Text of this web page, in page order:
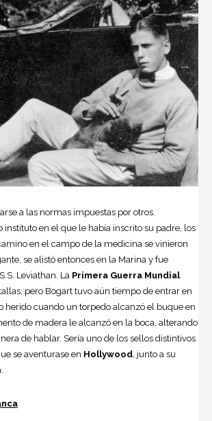
a las normas impuestas por otros.
instituto en el que le había inscrito su padre, los
en el campo de la medicina se vinieron
se alistó entonces en la Marina y fue
Leviathan. La Primera Guerra Mundial
pero Bogart tuvo aún tiempo de entrar en
herido cuando un torpedo alcanzó el buque en
de madera le alcanzó en la boca, alterando
de hablar. Sería uno de los sellos distintivos
se aventurase en Hollywood , junto a su